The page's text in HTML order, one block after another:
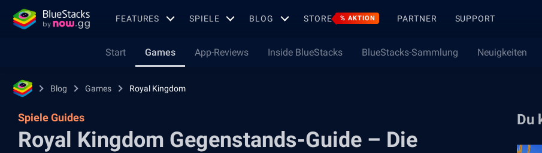
FEATURES SPIELE BLOG STORE % AKTION PARTNER SUPPORT
Start Games App-Reviews Inside BlueStacks BlueStacks-Sammlung Neuigkeiten
Blog Games Royal Kingdom
Spiele Guides
Royal Kingdom Gegenstands-Guide – Die
Du